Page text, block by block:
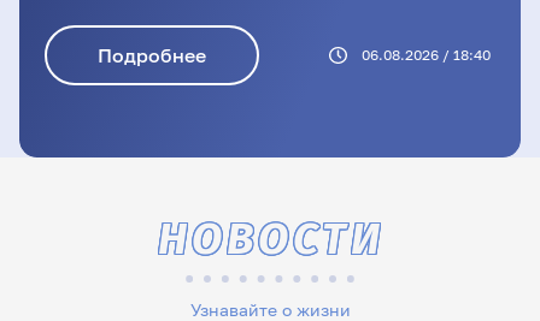
Подробнее 06.08.2026 / 18:40
Узнавайте о жизни
НОВОСТИ